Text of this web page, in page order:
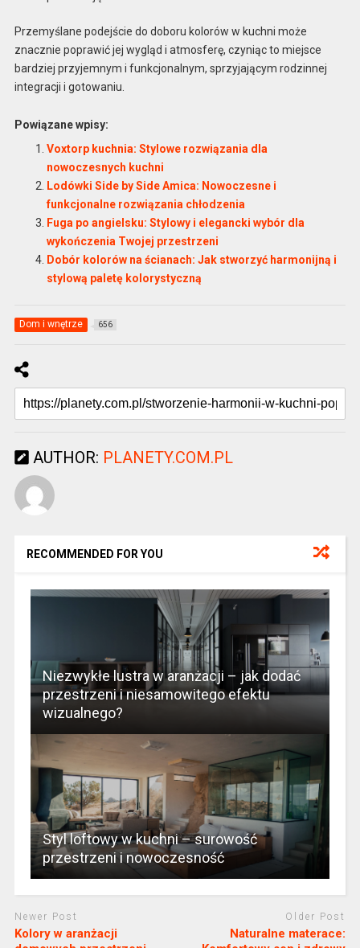
Przemyślane podejście do doboru kolorów w kuchni może
znacznie poprawić jej wygląd i atmosferę, czyniąc to miejsce
bardziej przyjemnym i funkcjonalnym, sprzyjającym rodzinnej
integracji i gotowaniu.
Powiązane wpisy:
Voxtorp kuchnia: Stylowe rozwiązania dla
nowoczesnych kuchni
Lodówki Side by Side Amica: Nowoczesne i
funkcjonalne rozwiązania chłodzenia
Fuga po angielsku: Stylowy i elegancki wybór dla
wykończenia Twojej przestrzeni
Dobór kolorów na ścianach: Jak stworzyć harmonijną i
stylową paletę kolorystyczną
Dom i wnętrze 656
AUTHOR: PLANETY.COM.PL
RECOMMENDED FOR YOU
Niezwykłe lustra w aranżacji – jak dodać
przestrzeni i niesamowitego efektu
wizualnego?
Styl loftowy w kuchni – surowość
przestrzeni i nowoczesność
Newer Post
Kolory w aranżacji
Older Post
Naturalne materace: